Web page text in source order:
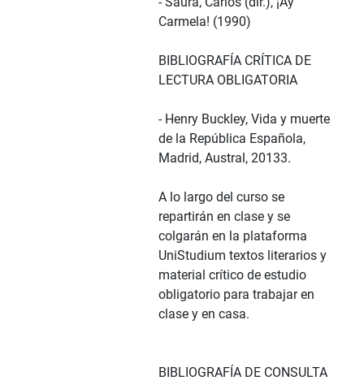
Carmela! (1990)
BIBLIOGRAFÍA CRÍTICA DE
LECTURA OBLIGATORIA
- Henry Buckley, Vida y muerte
de la República Española,
Madrid, Austral, 20133.
A lo largo del curso se
repartirán en clase y se
colgarán en la plataforma
UniStudium textos literarios y
material crítico de estudio
obligatorio para trabajar en
clase y en casa.
BIBLIOGRAFÍA DE CONSULTA